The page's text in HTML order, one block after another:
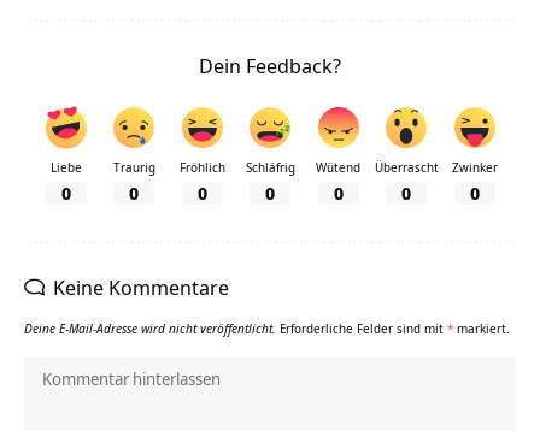
Dein Feedback?
Liebe
0
Traurig
0
Fröhlich
0
Schläfrig
0
Wütend
0
Überrascht
0
Zwinker
0
Keine Kommentare
Deine E-Mail-Adresse wird nicht veröffentlicht. Erforderliche Felder sind mit * markiert.